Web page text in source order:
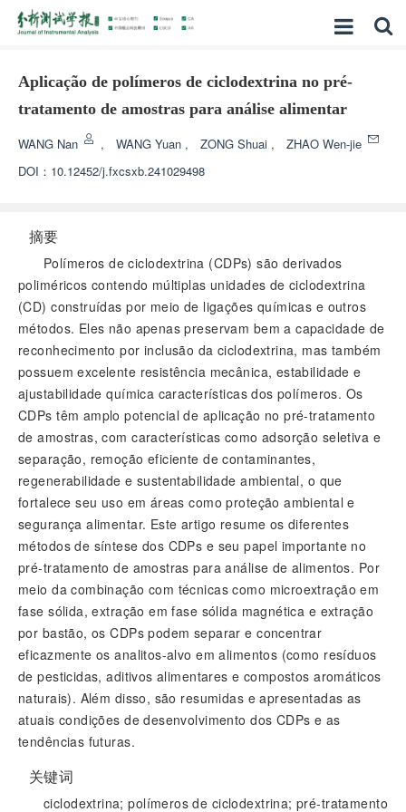
Aplicação de polímeros de ciclodextrina no pré-
tratamento de amostras para análise alimentar
WANG Nan , WANG Yuan , ZONG Shuai ,
ZHAO Wen-jie
DOI： 10.12452/j.fxcsxb.241029498
摘要
Polímeros de ciclodextrina (CDPs) são derivados
poliméricos contendo múltiplas unidades de ciclodextrina
(CD) construídas por meio de ligações químicas e outros
métodos. Eles não apenas preservam bem a capacidade de
reconhecimento por inclusão da ciclodextrina, mas também
possuem excelente resistência mecânica, estabilidade e
ajustabilidade química características dos polímeros. Os
CDPs têm amplo potencial de aplicação no pré-tratamento
de amostras, com características como adsorção seletiva e
separação, remoção eficiente de contaminantes,
regenerabilidade e sustentabilidade ambiental, o que
fortalece seu uso em áreas como proteção ambiental e
segurança alimentar. Este artigo resume os diferentes
métodos de síntese dos CDPs e seu papel importante no
pré-tratamento de amostras para análise de alimentos. Por
meio da combinação com técnicas como microextração em
fase sólida, extração em fase sólida magnética e extração
por bastão, os CDPs podem separar e concentrar
eficazmente os analitos-alvo em alimentos (como resíduos
de pesticidas, aditivos alimentares e compostos aromáticos
naturais). Além disso, são resumidas e apresentadas as
atuais condições de desenvolvimento dos CDPs e as
tendências futuras.
关键词
ciclodextrina; polímeros de ciclodextrina; pré-tratamento